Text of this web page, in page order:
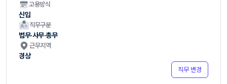
고용방식
신입
직무구분
법무·사무·총무
근무지역
경상
직무 변경